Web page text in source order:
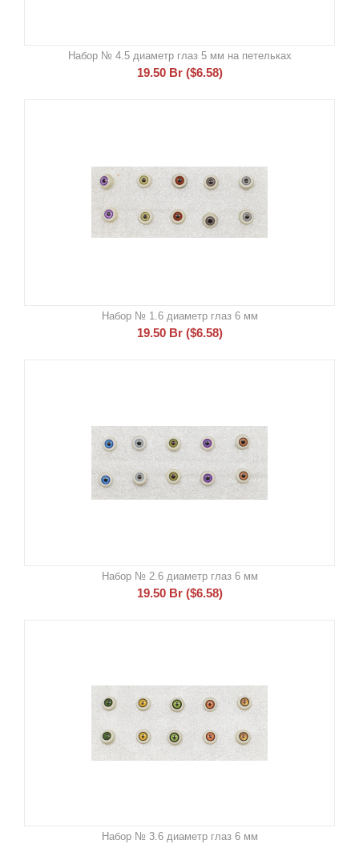
Набор № 4.5 диаметр глаз 5 мм на петельках
19.50 Br ($6.58)
Набор № 1.6 диаметр глаз 6 мм
19.50 Br ($6.58)
Набор № 2.6 диаметр глаз 6 мм
19.50 Br ($6.58)
Набор № 3.6 диаметр глаз 6 мм